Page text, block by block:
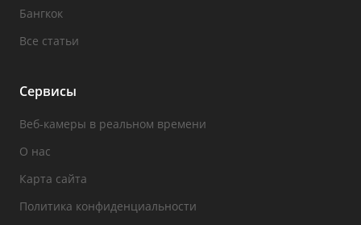
Бангкок
Все статьи
Сервисы
Веб-камеры в реальном времени
О нас
Карта сайта
Политика конфиденциальности